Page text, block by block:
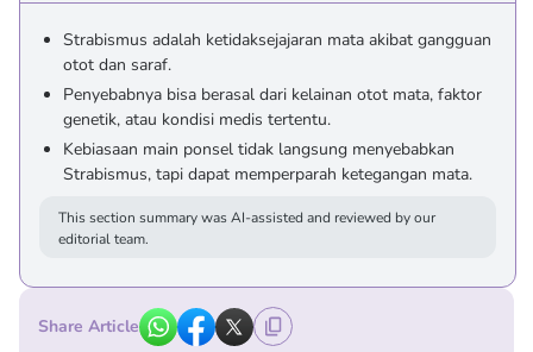
Strabismus adalah ketidaksejajaran mata akibat gangguan
otot dan saraf.
Penyebabnya bisa berasal dari kelainan otot mata, faktor
genetik, atau kondisi medis tertentu.
Kebiasaan main ponsel tidak langsung menyebabkan
Strabismus, tapi dapat memperparah ketegangan mata.
This section summary was AI-assisted and reviewed by our
editorial team.
Share Article